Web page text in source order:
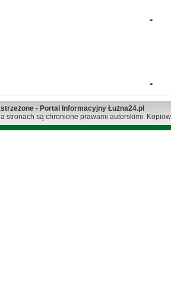
-
-
- Portal Informacyjny Łużna24.pl
stronach są chronione prawami autorskimi.